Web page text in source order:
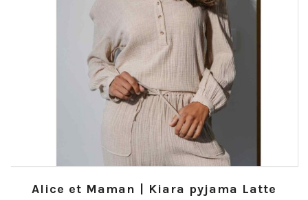
Alice et Maman | Kiara pyjama Latte